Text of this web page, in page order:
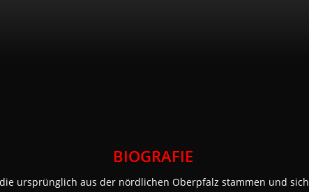
BIOGRAFIE
ursprünglich aus der nördlichen Oberpfalz stammen und